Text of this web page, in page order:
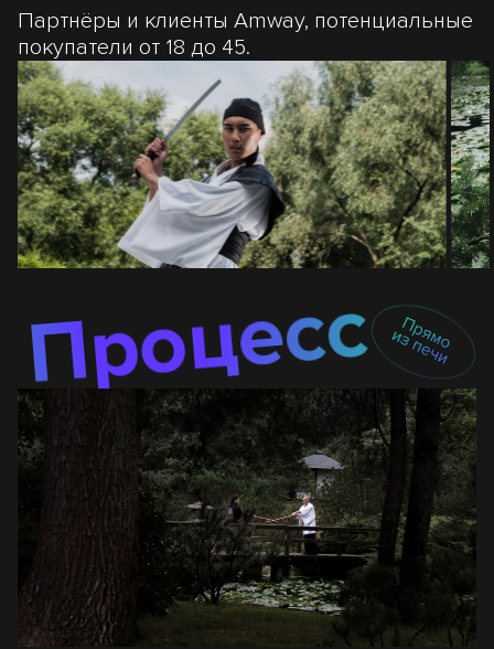
Партнёры и клиенты Amway, потенциальные
покупатели от 18 до 45.
Процесс